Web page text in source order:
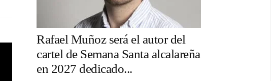
Rafael Muñoz será el autor del
cartel de Semana Santa alcalareña
en 2027 dedicado...